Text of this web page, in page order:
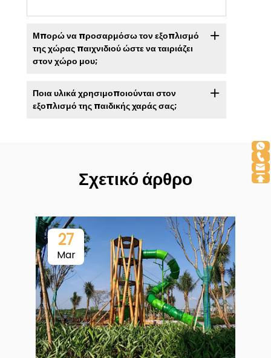
Μπορώ να προσαρμόσω τον εξοπλισμό
της χώρας παιχνιδιού ώστε να ταιριάζει
στον χώρο μου;
Ποια υλικά χρησιμοποιούνται στον
εξοπλισμό της παιδικής χαράς σας;
Σχετικό άρθρο
27
Mar